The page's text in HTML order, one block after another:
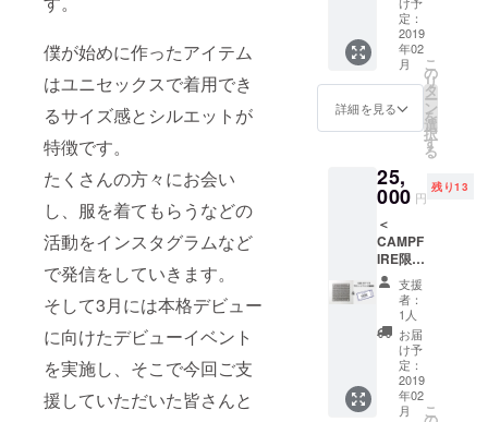
僕が始めに作ったアイテム
はユニセックスで着用でき
るサイズ感とシルエットが
特徴です。
たくさんの方々にお会い
し、服を着てもらうなどの
活動をインスタグラムなど
で発信をしていきます。
そして3月には本格デビュー
に向けたデビューイベント
を実施し、そこで今回ご支
援していただいた皆さんと
い。 ・
ビュー
イベン
ト 日
程：
時間未
定 会
京都港
区北青
山3-5-
10
ワール
ド北青
山ビル
税／送
料込み
ブル仕
様で
す。 カ
ラー：
チャ
コール
ニセッ
クスサ
イズ ※
サイ
ズ、デ
ザイン
の詳細
はプロ
ジェク
ト本文
をご覧
くださ
い。 ・
にプリ
ントし
たス
カー
フ。
snails
のアイ
コン的
ムで、
レトロ
でモー
ドな雰
囲気で
す。 サ
イズ：
850mm
×850m
m 素
材：シ
ルク ※
端はエ
ルメス
などと
定：
2019
年02
月
詳細を見る
こ
の
リ
タ
ー
ン
を
選
択
す
る
25,
000 円
残り13
＜
CAMPF
IRE限定
スカー
フ ＆デ
ビュー
イベン
トご招
待券の
セット
＞ 2019
年3月の
支援
者：
1人
お届
け予
定：
2019
年02
月
こ